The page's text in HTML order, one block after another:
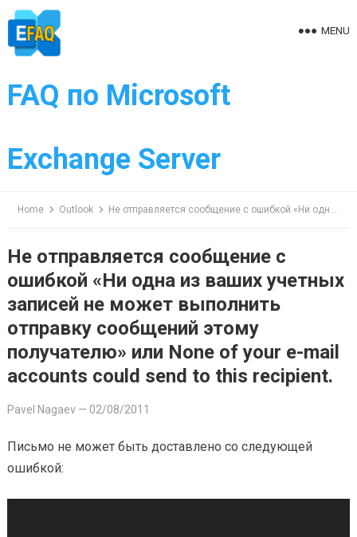
Skip
content
FAQ по Microsoft
Exchange Server
MENU
Home Outlook Не отправляется сообщение с ошибкой «Ни одна из ваших учетных записей не может выполнить отправку сообщений этому получателю» или None of your e-mail accounts could send to this recipient.
Не отправляется сообщение с
ошибкой «Ни одна из ваших учетных
записей не может выполнить
отправку сообщений этому
получателю» или None of your e-mail
accounts could send to this recipient.
Pavel Nagaev— 02/08/2011
Письмо не может быть доставлено со следующей
ошибкой: